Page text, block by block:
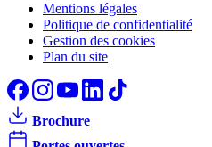
Mentions légales
Politique de confidentialité
Gestion des cookies
Plan du site
Brochure